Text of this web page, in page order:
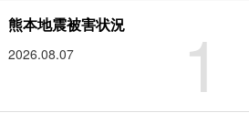
1
熊本地震被害状況
2026.08.07